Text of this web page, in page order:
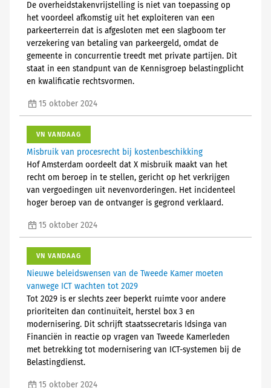
De overheidstakenvrijstelling is niet van toepassing op
het voordeel afkomstig uit het exploiteren van een
parkeerterrein dat is afgesloten met een slagboom ter
verzekering van betaling van parkeergeld, omdat de
gemeente in concurrentie treedt met private partijen. Dit
staat in een standpunt van de Kennisgroep belastingplicht
en kwalificatie rechtsvormen.
15 oktober 2024
VN VANDAAG
Misbruik van procesrecht bij kostenbeschikking
Hof Amsterdam oordeelt dat X misbruik maakt van het
recht om beroep in te stellen, gericht op het verkrijgen
van vergoedingen uit nevenvorderingen. Het incidenteel
hoger beroep van de ontvanger is gegrond verklaard.
15 oktober 2024
VN VANDAAG
Nieuwe beleidswensen van de Tweede Kamer moeten
vanwege ICT wachten tot 2029
Tot 2029 is er slechts zeer beperkt ruimte voor andere
prioriteiten dan continuïteit, herstel box 3 en
modernisering. Dit schrijft staatssecretaris Idsinga van
Financiën in reactie op vragen van Tweede Kamerleden
met betrekking tot modernisering van ICT-systemen bij de
Belastingdienst.
15 oktober 2024